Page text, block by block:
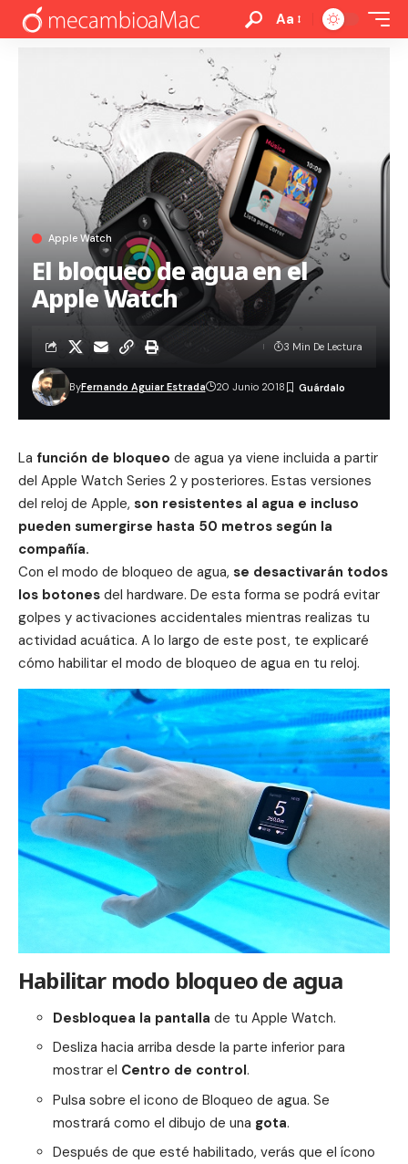
Aa
Apple Watch
El bloqueo de agua en el
Apple Watch
ByFernando Aguiar Estrada 20 Junio 2018
3 Min De Lectura
La función de bloqueo de agua ya viene incluida a partir
del Apple Watch Series 2 y posteriores. Estas versiones
del reloj de Apple, son resistentes al agua e incluso
pueden sumergirse hasta 50 metros según la
compañía.
Con el modo de bloqueo de agua, se desactivarán todos
los botones del hardware. De esta forma se podrá evitar
golpes y activaciones accidentales mientras realizas tu
actividad acuática. A lo largo de este post, te explicaré
cómo habilitar el modo de bloqueo de agua en tu reloj.
Habilitar modo bloqueo de agua
Desbloquea la pantalla de tu Apple Watch.
Desliza hacia arriba desde la parte inferior para
mostrar el Centro de control.
Pulsa sobre el icono de Bloqueo de agua. Se
mostrará como el dibujo de una gota.
Después de que esté habilitado, verás que el ícono